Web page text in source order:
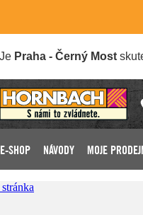
Je Praha - Černý Most
E-SHOP NÁVODY MOJE